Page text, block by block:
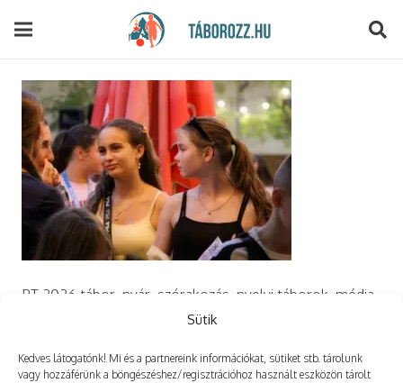
Sütik
Kedves látogatónk! Mi és a partnereink információkat, sütiket stb. tárolunk
vagy hozzáférünk a böngészéshez/regisztrációhoz használt eszközön tárolt
PT 2026 tábor, nyár, szórakozás, nyelvi táborok, média,
film, robotika, angoltábor, fotós tábor, sporttábor,